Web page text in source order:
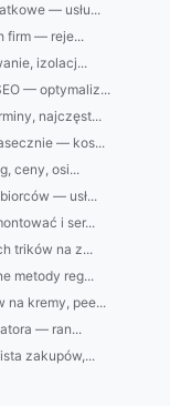
— usłu...
firm — reje...
izolacj...
— optymaliz...
najczęst...
— kos...
ceny, osi...
— usł...
i ser...
trików na z...
metody reg...
na kremy, pee...
— ran...
zakupów,...